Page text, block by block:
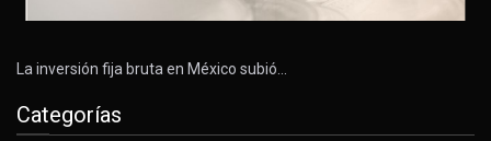
La inversión fija bruta en México subió…
Categorías